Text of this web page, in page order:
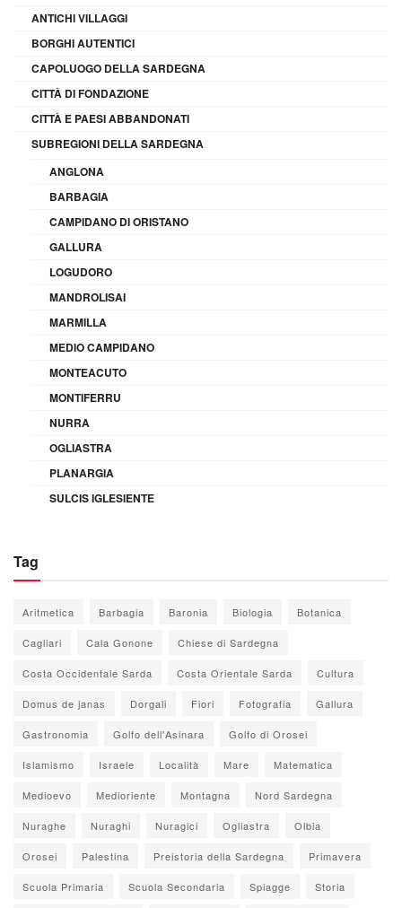
ANTICHI VILLAGGI
BORGHI AUTENTICI
CAPOLUOGO DELLA SARDEGNA
CITTÀ DI FONDAZIONE
CITTÀ E PAESI ABBANDONATI
SUBREGIONI DELLA SARDEGNA
ANGLONA
BARBAGIA
CAMPIDANO DI ORISTANO
GALLURA
LOGUDORO
MANDROLISAI
MARMILLA
MEDIO CAMPIDANO
MONTEACUTO
MONTIFERRU
NURRA
OGLIASTRA
PLANARGIA
SULCIS IGLESIENTE
Tag
Aritmetica Barbagia Baronia Biologia Botanica
Cagliari Cala Gonone Chiese di Sardegna
Costa Occidentale Sarda Costa Orientale Sarda Cultura
Domus de janas Dorgali Fiori Fotografia Gallura
Gastronomia Golfo dell'Asinara Golfo di Orosei
Islamismo Israele Località Mare Matematica
Medioevo Medioriente Montagna Nord Sardegna
Nuraghe Nuraghi Nuragici Ogliastra Olbia
Orosei Palestina Preistoria della Sardegna Primavera
Scuola Primaria Scuola Secondaria Spiagge Storia